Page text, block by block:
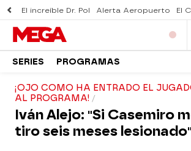
El increíble Dr. Pol Alerta Aeropuerto El
SERIES PROGRAMAS
¡OJO COMO HA ENTRADO EL
AL PROGRAMA!
Iván Alejo: "Si Casemiro
tiro seis meses lesionado"